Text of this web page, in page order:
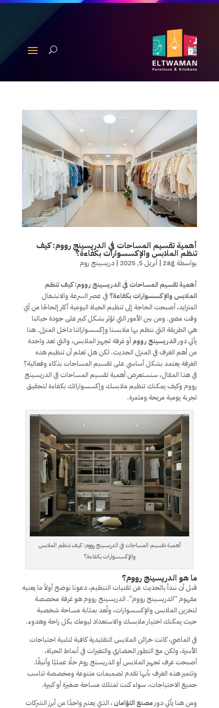
أهمية تقسيم المساحات في الدريسينج رووم: كيف
تنظم الملابس والإكسسوارات بكفاءة؟
بواسطة zag
| أبريل 5, 2025 | دريسينج روم
أهمية تقسيم المساحات في الدريسينج رووم: كيف تنظم
الملابس والإكسسوارات بكفاءة؟في عصر السرعة والانشغال
المتزايد، أصبحت الحاجة إلى تنظيم الحياة اليومية أكثر إلحاحًا من أي
وقت مضى. ومن بين الأمور التي تؤثر بشكل كبير على جودة حياتنا
هي الطريقة التي ننظم بها ملابسنا وإكسسواراتنا داخل المنزل. هنا
يأتي دور الدريسينج روومأو غرفة تجهيز الملابس، والتي تعد واحدة
من أهم الغرف في المنزل الحديث. لكن هل تعلم أن تنظيم هذه
الغرفة يعتمد بشكل أساسي على تقسيم المساحات بذكاء وفعالية؟
في هذا المقال، سنستعرض أهمية تقسيم المساحات في الدريسينج
رووم وكيف يمكنك تنظيم ملابسك وإكسسواراتك بكفاءة لتحقيق
تجربة يومية مريحة ومثمرة.
أهمية تقسيم المساحات في الدريسينج رووم: كيف تنظم الملابس
والإكسسوارات بكفاءة؟
ما هو الدريسينج رووم؟
قبل أن نبدأ بالحديث عن تقنيات التنظيم، دعونا نوضح أولاً ما يعنيه
مفهوم “الدريسينج رووم”. الدريسينج رووم هو غرفة مخصصة
لتخزين الملابس والإكسسوارات، وتُعد بمثابة مساحة شخصية
حيث يمكنك اختيار ملابسك والاستعداد ليومك بكل راحة وهدوء.
في الماضي، كانت خزائن الملابس التقليدية كافية لتلبية احتياجات
الأسرة، ولكن مع التطور الحضاري والتغيرات في أنماط الحياة،
أصبحت غرف تجهيز الملابس أو الدريسنج روم حلًا عمليًا وأنيقًا.
وتتميز هذه الغرف بأنها تقدم تصميمات متنوعة ومخصصة تناسب
جميع الاحتياجات، سواء كنت تمتلك مساحة صغيرة أو كبيرة.
ومن هنا يأتي دورمصنع التؤامان، الذي يعتبر واحدًا من أبرز الشركات